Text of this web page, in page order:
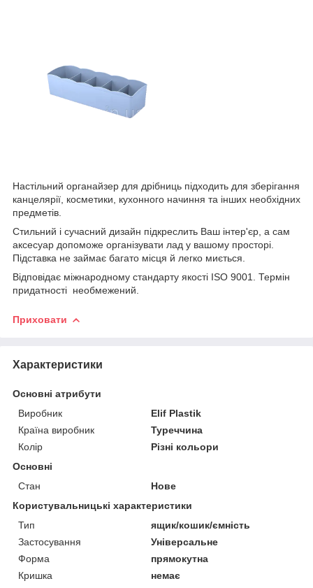
Настільний органайзер для дрібниць підходить для зберігання
канцелярії, косметики, кухонного начиння та інших необхідних
предметів.
Стильний і сучасний дизайн підкреслить Ваш інтер'єр, а сам
аксесуар допоможе організувати лад у вашому просторі.
Підставка не займає багато місця й легко миється.
Відповідає міжнародному стандарту якості ISO 9001. Термін
придатності необмежений.
Приховати
Характеристики
Основні атрибути
Виробник
Elif Plastik
Країна виробник
Туреччина
Колір
Різні кольори
Основні
Стан
Нове
Користувальницькі характеристики
Тип
ящик/кошик/ємність
Застосування
Універсальне
Форма
прямокутна
Кришка
немає